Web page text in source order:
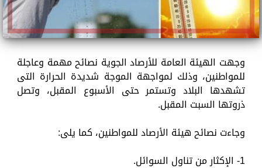
وجهت الهيئة العامة للأرصاد الجوية نصائح مهمة وعاجلة
للمواطنين، وذلك لمواجهة الموجة شديدة الحرارة التى
تشهدها البلاد وتستمر حتى الأسبوع المقبل، وتصل
ذروتها السبت المقبل.
وجاءت نصائح هيئة الأرصاد للمواطنين، كما يلى:
1- الإكثار من تناول السوائل.